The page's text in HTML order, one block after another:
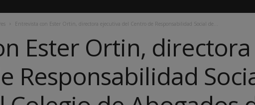
Entrevista con Ester Ortin, directora ejecutiva del Centro de Responsabilidad Social de...
Ester Ortin,
Responsabilidad